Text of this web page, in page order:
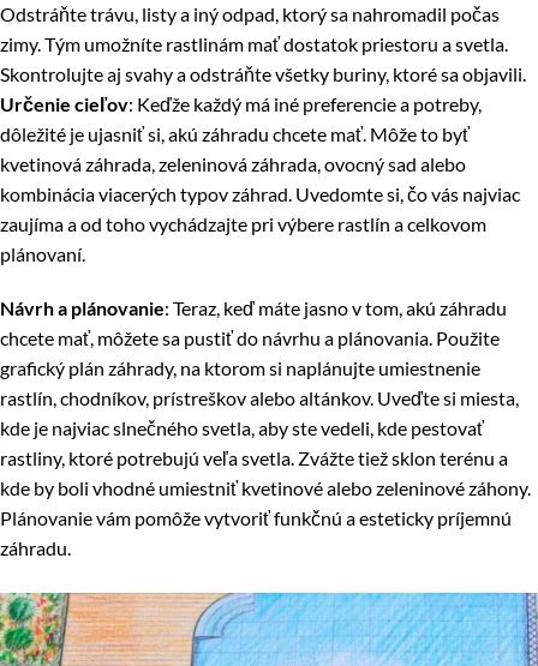
Odstráňte trávu, listy a iný odpad, ktorý sa nahromadil počas
zimy. Tým umožníte rastlinám mať dostatok priestoru a svetla.
Skontrolujte aj svahy a odstráňte všetky buriny, ktoré sa objavili.
Určenie cieľov: Keďže každý má iné preferencie a potreby,
dôležité je ujasniť si, akú záhradu chcete mať. Môže to byť
kvetinová záhrada, zeleninová záhrada, ovocný sad alebo
kombinácia viacerých typov záhrad. Uvedomte si, čo vás najviac
zaujíma a od toho vychádzajte pri výbere rastlín a celkovom
plánovaní.
Návrh a plánovanie: Teraz, keď máte jasno v tom, akú záhradu
chcete mať, môžete sa pustiť do návrhu a plánovania. Použite
grafický plán záhrady, na ktorom si naplánujte umiestnenie
rastlín, chodníkov, prístreškov alebo altánkov. Uveďte si miesta,
kde je najviac slnečného svetla, aby ste vedeli, kde pestovať
rastliny, ktoré potrebujú veľa svetla. Zvážte tiež sklon terénu a
kde by boli vhodné umiestniť kvetinové alebo zeleninové záhony.
Plánovanie vám pomôže vytvoriť funkčnú a esteticky príjemnú
záhradu.